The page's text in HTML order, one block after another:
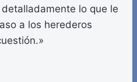
lo que le
a los herederos